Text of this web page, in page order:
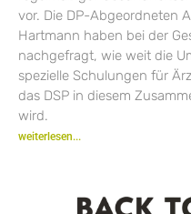
vor. Die DP-Abgeordneten
Hartmann haben bei der
nachgefragt, wie weit die
spezielle Schulungen für
das DSP in diesem
wird.
weiterlesen...